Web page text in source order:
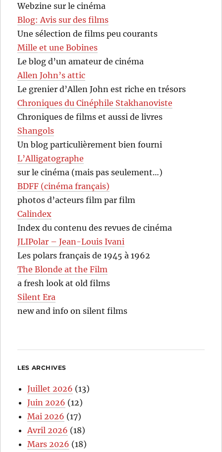
Webzine sur le cinéma
Blog: Avis sur des films
Une sélection de films peu courants
Mille et une Bobines
Le blog d’un amateur de cinéma
Allen John’s attic
Le grenier d’Allen John est riche en trésors
Chroniques du Cinéphile Stakhanoviste
Chroniques de films et aussi de livres
Shangols
Un blog particulièrement bien fourni
L’Alligatographe
sur le cinéma (mais pas seulement…)
BDFF (cinéma français)
photos d’acteurs film par film
Calindex
Index du contenu des revues de cinéma
JLIPolar – Jean-Louis Ivani
Les polars français de 1945 à 1962
The Blonde at the Film
a fresh look at old films
Silent Era
new and info on silent films
LES ARCHIVES
Juillet 2026 (13)
Juin 2026 (12)
Mai 2026 (17)
Avril 2026 (18)
Mars 2026 (18)